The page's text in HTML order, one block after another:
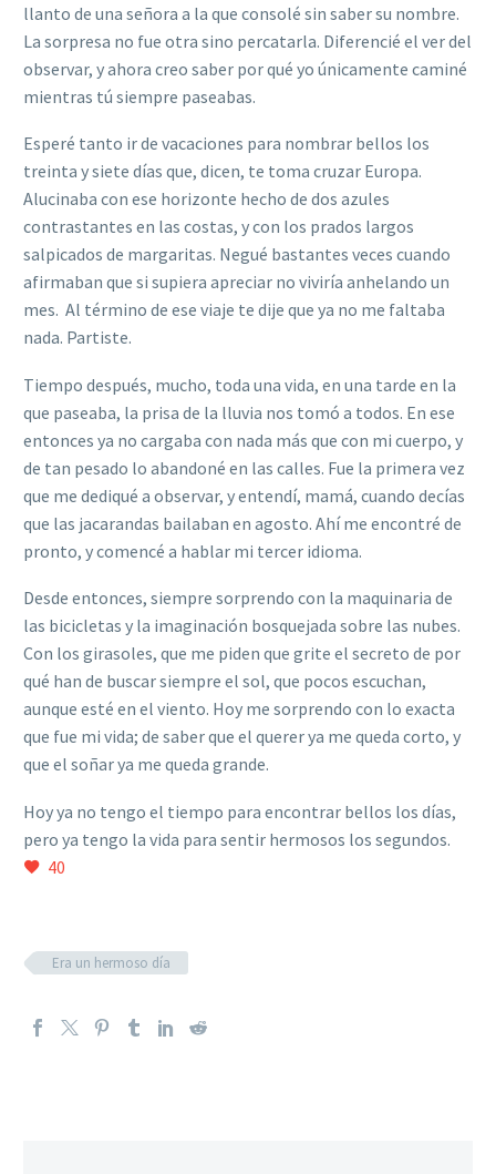
llanto de una señora a la que consolé sin saber su nombre.
La sorpresa no fue otra sino percatarla. Diferencié el ver del
observar, y ahora creo saber por qué yo únicamente caminé
mientras tú siempre paseabas.
Esperé tanto ir de vacaciones para nombrar bellos los
treinta y siete días que, dicen, te toma cruzar Europa.
Alucinaba con ese horizonte hecho de dos azules
contrastantes en las costas, y con los prados largos
salpicados de margaritas. Negué bastantes veces cuando
afirmaban que si supiera apreciar no viviría anhelando un
mes. Al término de ese viaje te dije que ya no me faltaba
nada. Partiste.
Tiempo después, mucho, toda una vida, en una tarde en la
que paseaba, la prisa de la lluvia nos tomó a todos. En ese
entonces ya no cargaba con nada más que con mi cuerpo, y
de tan pesado lo abandoné en las calles. Fue la primera vez
que me dediqué a observar, y entendí, mamá, cuando decías
que las jacarandas bailaban en agosto. Ahí me encontré de
pronto, y comencé a hablar mi tercer idioma.
Desde entonces, siempre sorprendo con la maquinaria de
las bicicletas y la imaginación bosquejada sobre las nubes.
Con los girasoles, que me piden que grite el secreto de por
qué han de buscar siempre el sol, que pocos escuchan,
aunque esté en el viento. Hoy me sorprendo con lo exacta
que fue mi vida; de saber que el querer ya me queda corto, y
que el soñar ya me queda grande.
Hoy ya no tengo el tiempo para encontrar bellos los días,
pero ya tengo la vida para sentir hermosos los segundos.
40
Era un hermoso día